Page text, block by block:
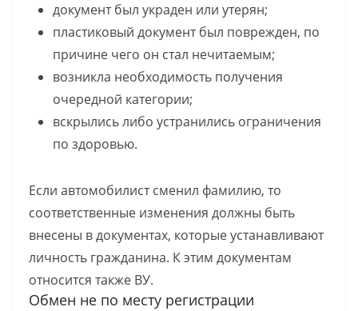
документ был украден или утерян;
пластиковый документ был поврежден, по
причине чего он стал нечитаемым;
возникла необходимость получения
очередной категории;
вскрылись либо устранились ограничения
по здоровью.
Если автомобилист сменил фамилию, то
соответственные изменения должны быть
внесены в документах, которые устанавливают
личность гражданина. К этим документам
относится также ВУ.
Обмен не по месту регистрации